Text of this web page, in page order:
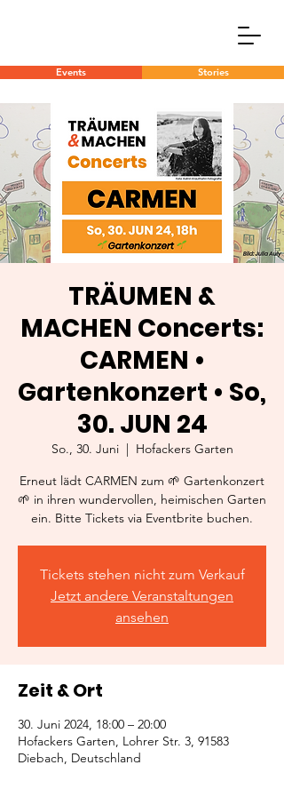
Events Stories
TRÄUMEN &
MACHEN Concerts:
CARMEN •
Gartenkonzert • So,
30. JUN 24
So., 30. Juni
  |
Hofackers Garten
Erneut lädt CARMEN zum 🌱 Gartenkonzert
🌱 in ihren wundervollen, heimischen Garten
ein. Bitte Tickets via Eventbrite buchen.
Tickets stehen nicht zum Verkauf
Jetzt andere Veranstaltungen
ansehen
Zeit & Ort
30. Juni 2024, 18:00 – 20:00
Hofackers Garten, Lohrer Str. 3, 91583
Diebach, Deutschland